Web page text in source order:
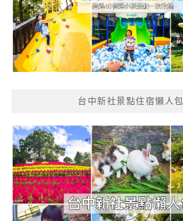
台中新社景點住宿懶人包